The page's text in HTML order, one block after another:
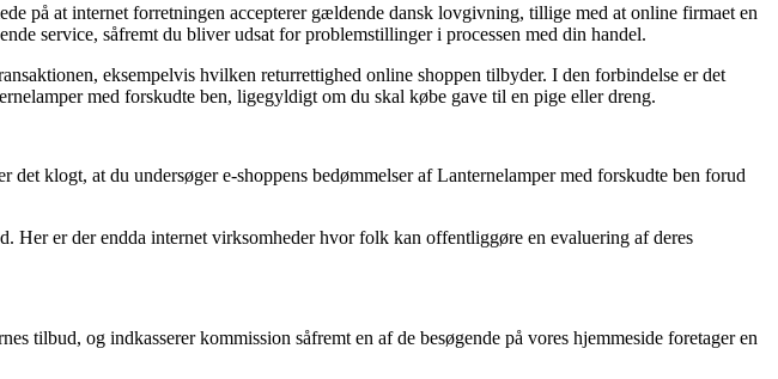
på at internet forretningen accepterer gældende dansk lovgivning, tillige med at online firmaet en
service, såfremt du bliver udsat for problemstillinger i processen med din handel.
eksempelvis hvilken returrettighed online shoppen tilbyder. I den forbindelse er det
med forskudte ben, ligegyldigt om du skal købe gave til en pige eller dreng.
klogt, at du undersøger e-shoppens bedømmelser af Lanternelamper med forskudte ben forud
er der endda internet virksomheder hvor folk kan offentliggøre en evaluering af deres
tilbud, og indkasserer kommission såfremt en af de besøgende på vores hjemmeside foretager en